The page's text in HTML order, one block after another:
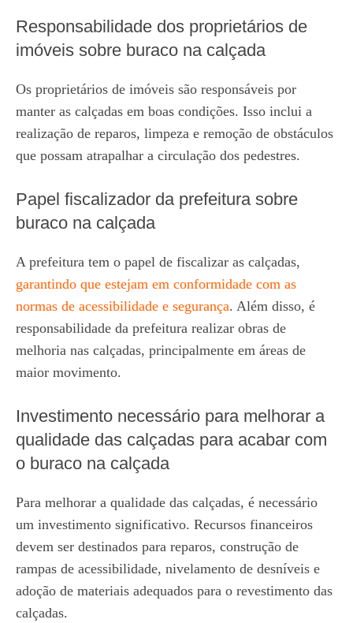
Responsabilidade dos proprietários de
imóveis sobre buraco na calçada
Os proprietários de imóveis são responsáveis por
manter as calçadas em boas condições. Isso inclui a
realização de reparos, limpeza e remoção de obstáculos
que possam atrapalhar a circulação dos pedestres.
Papel fiscalizador da prefeitura sobre
buraco na calçada
A prefeitura tem o papel de fiscalizar as calçadas,
garantindo que estejam em conformidade com as
normas de acessibilidade e segurança. Além disso, é
responsabilidade da prefeitura realizar obras de
melhoria nas calçadas, principalmente em áreas de
maior movimento.
Investimento necessário para melhorar a
qualidade das calçadas para acabar com
o buraco na calçada
Para melhorar a qualidade das calçadas, é necessário
um investimento significativo. Recursos financeiros
devem ser destinados para reparos, construção de
rampas de acessibilidade, nivelamento de desníveis e
adoção de materiais adequados para o revestimento das
calçadas.